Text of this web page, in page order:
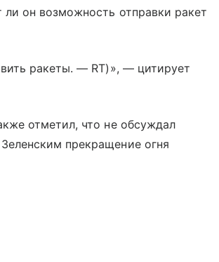
ли он возможность отправки ракет
ракеты. — RT)», — цитирует
отметил, что не обсуждал
прекращение огня